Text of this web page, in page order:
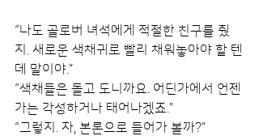
“나도 골로버 녀석에게 적절한 친구를 줬
지. 새로운 색채귀로 빨리 채워놓아야 할 텐
데 말이야.”
“색채들은 돌고 도니까요. 어딘가에서 언젠
가는 각성하거나 태어나겠죠.”
“그렇지. 자, 본론으로 들어가 볼까?”